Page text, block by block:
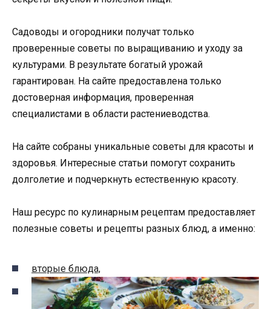
Садоводы и огородники получат только
проверенные советы по выращиванию и уходу за
культурами. В результате богатый урожай
гарантирован. На сайте предоставлена только
достоверная информация, проверенная
специалистами в области растениеводства.
На сайте собраны уникальные советы для красоты и
здоровья. Интересные статьи помогут сохранить
долголетие и подчеркнуть естественную красоту.
Наш ресурс по кулинарным рецептам предоставляет
полезные советы и рецепты разных блюд, а именно:
вторые блюда,